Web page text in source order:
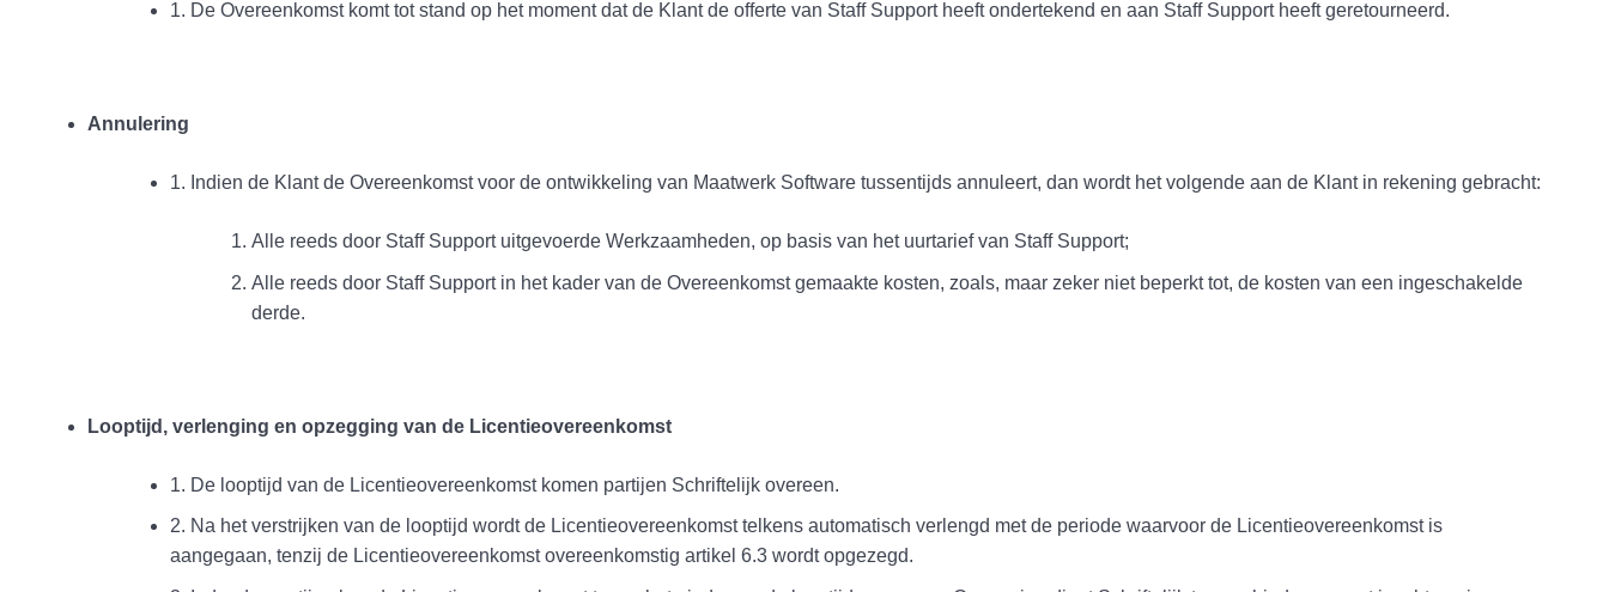
1. De Overeenkomst komt tot stand op het moment dat de Klant de offerte van Staff Support heeft ondertekend en aan Staff Support heeft geretourneerd.
Annulering
1. Indien de Klant de Overeenkomst voor de ontwikkeling van Maatwerk Software tussentijds annuleert, dan wordt het volgende aan de Klant in rekening gebracht:
Alle reeds door Staff Support uitgevoerde Werkzaamheden, op basis van het uurtarief van Staff Support;
Alle reeds door Staff Support in het kader van de Overeenkomst gemaakte kosten, zoals, maar zeker niet beperkt tot, de kosten van een ingeschakelde
derde.
Looptijd, verlenging en opzegging van de Licentieovereenkomst
1. De looptijd van de Licentieovereenkomst komen partijen Schriftelijk overeen.
2. Na het verstrijken van de looptijd wordt de Licentieovereenkomst telkens automatisch verlengd met de periode waarvoor de Licentieovereenkomst is
aangegaan, tenzij de Licentieovereenkomst overeenkomstig artikel 6.3 wordt opgezegd.